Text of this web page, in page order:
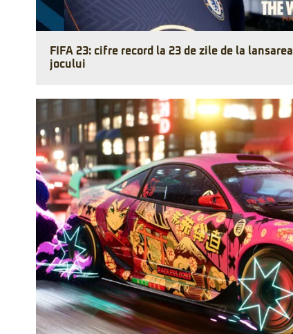
FIFA 23: cifre record la 23 de zile de la lansarea
jocului